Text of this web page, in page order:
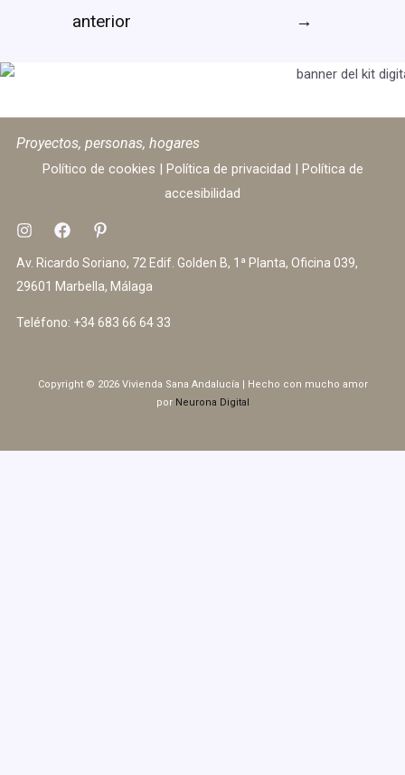
anterior
→
Proyectos, personas, hogares
Político de cookies | Política de privacidad | Política de
accesibilidad
Av. Ricardo Soriano, 72 Edif. Golden B, 1ª Planta, Oficina 039,
29601 Marbella, Málaga
Teléfono: +34 683 66 64 33
Copyright © 2026 Vivienda Sana Andalucía | Hecho con mucho amor
por Neurona Digital